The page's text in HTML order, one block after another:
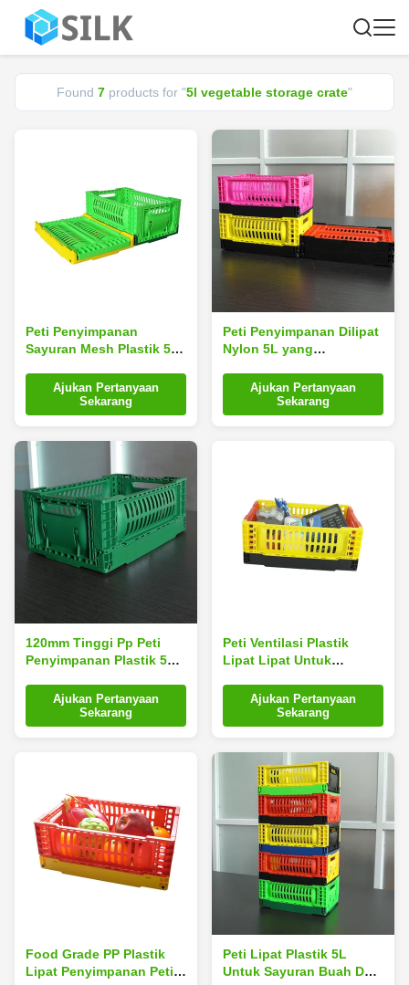
Found 7 products for "5l vegetable storage crate"
Peti Penyimpanan
Sayuran Mesh Plastik 5L
Ajukan Pertanyaan
Sekarang
Peti Penyimpanan Dilipat
Nylon 5L yang
Tampilan Supermarket
Ajukan Pertanyaan
Sekarang
120mm Tinggi Pp Peti
Penyimpanan Plastik 5L
SayuranAjukan Pertanyaan
Sekarang
Peti Ventilasi Plastik
Lipat Lipat Untuk
buahanAjukan Pertanyaan
Sekarang
Food Grade PP Plastik
Lipat Penyimpanan Peti
Peti Lipat Plastik 5L
Untuk Sayuran Buah Dan